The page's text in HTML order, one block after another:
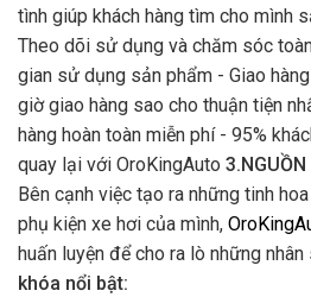
tình giúp khách hàng tìm cho mình
Theo dõi sử dụng và chăm sóc
gian sử dụng sản phẩm - Giao
giờ giao hàng sao cho thuận tiện
hàng hoàn toàn miễn phí - 95%
quay lại với OroKingAuto
Bên cạnh việc tạo ra những tinh
phụ kiện xe hơi của mình,
huấn luyện để cho ra lò những
khóa nổi bật: